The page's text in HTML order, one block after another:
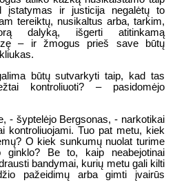
įstatymas ir justicija negalėtų to
tereiktų, nusikaltus arba, tarkim,
dalyką, išgerti atitinkamą
– ir žmogus prieš save būtų
būtų sutvarkyti taip, kad tas
kontroliuoti? – pasidomėjo
- šyptelėjo Bergsonas, - narkotikai
kontroliuojami. Tuo pat metu, kiek
O kiek sunkumų nuolat turime
ginklo? Be to, kaip neabejotinai
bandymai, kurių metu gali kilti
pažeidimų arba gimti įvairūs